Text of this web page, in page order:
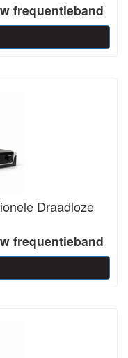
frequentieband
Draadloze
frequentieband